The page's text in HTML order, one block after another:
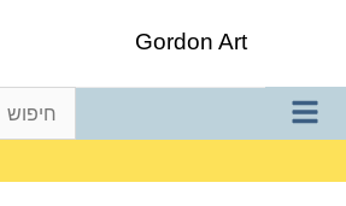
Gordon Art